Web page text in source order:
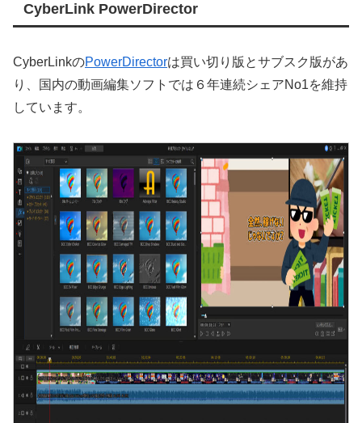
CyberLink PowerDirector
CyberLinkのPowerDirectorは買い切り版とサブスク版があ
り、国内の動画編集ソフトでは６年連続シェアNo1を維持
しています。